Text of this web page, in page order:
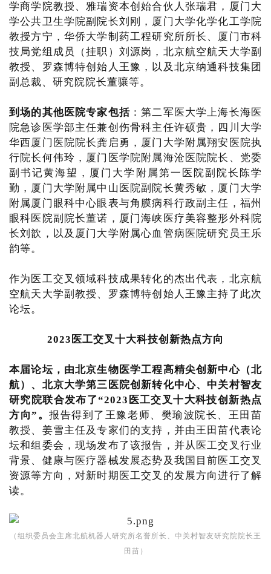
学商学院教授、雅瑞资本创始合伙人张瑞君，厦门大
学公共卫生学院副院长刘刚，厦门大学化学化工学院
教授方宁，华侨大学制药工程研究所所长、厦门市科
技局党组成员（挂职）刘源岗，北京航空航天大学副
教授、罗森博特创始人王豫，以及北京纳通科技集团
副总裁、研究院院长董骧等。
到场的其他医院专家包括 ：第二军医大学上海长海医
院急诊医学部主任兼创伤骨科主任许硕贵，四川大学
华西厦门医院院长龚启勇，厦门大学附属翔安医院执
行院长何伟玲，厦门医学院附属海沧医院院长、党委
副书记黄海望，厦门大学附属第一医院副院长陈学
勤，厦门大学附属中山医院副院长黄秀敏，厦门大学
附属厦门眼科中心眼表与角膜病科行政副主任，福州
眼科医院副院长董诺，厦门海峡医疗美容整形外科院
长刘歆，以及厦门大学附属心血管病医院研究员王乐
韵等。
作为医工交叉领域科技成果转化的杰出代表，北京航
空航天大学副教授、罗森博特创始人王豫主持了此次
论坛。
2023医工交叉十大科技创新热点方向
本届论坛，由北京生物医学工程高精尖创新中心（北
航）、北京大学第三医院创新转化中心、中关村智友
研究院联合发布了“2023医工交叉十大科技创新热点
方向”。报告得到了王豫老师、樊瑜波院长、王田苗
教授、姜雪主任及专家们的支持，并由王田苗代表论
坛和组委会，现场发布了该报告，并从医工交叉行业
背景、健康与医疗器械发展态势及我国目前医工交叉
资源等方向，对新时期医工交叉的发展方向进行了解
读。
（组织委员会主席北航机器人研究所名誉所长、中关村智友研究院院长王
田苗）